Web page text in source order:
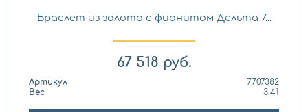
Браслет из золота с фианитом Дельта 7...
67 518 руб.
Артикул
7707382
Вес
3,41